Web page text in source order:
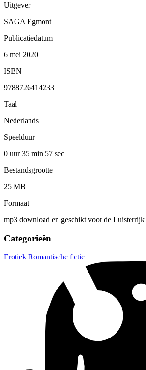
Uitgever
SAGA Egmont
Publicatiedatum
6 mei 2020
ISBN
9788726414233
Taal
Nederlands
Speelduur
0 uur 35 min 57 sec
Bestandsgrootte
25 MB
Formaat
mp3 download en geschikt voor de Luisterrijk
Categorieën
Erotiek Romantische fictie